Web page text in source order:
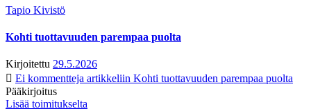
Tapio Kivistö
Kohti tuottavuuden parempaa puolta
Kirjoitettu 29.5.2026
Ei kommentteja artikkeliin Kohti tuottavuuden parempaa puolta
Pääkirjoitus
Lisää toimitukselta